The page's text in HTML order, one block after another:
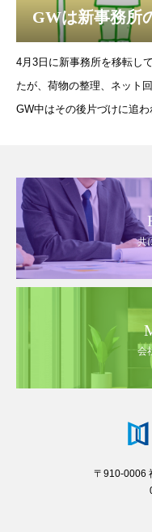
GWは新事務所
4月3日に新事務所を移転し
たが、荷物の整理、ネット
GW中はその後片づけに追
共
会
〒910-0006